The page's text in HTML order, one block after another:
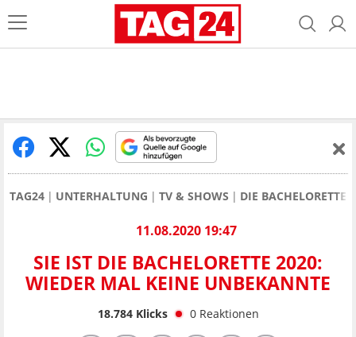
TAG24 UNTERHALTUNG TV & SHOWS DIE BACHELORETTE
11.08.2020 19:47
SIE IST DIE BACHELORETTE 2020:
WIEDER MAL KEINE UNBEKANNTE
18.784Klicks 0 Reaktionen